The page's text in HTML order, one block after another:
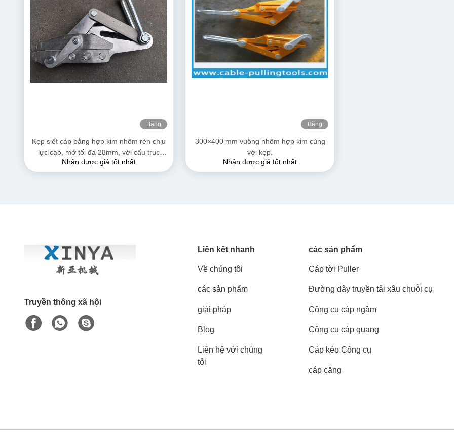
Băng
Kẹp siết cáp bằng hợp kim nhôm rèn chịu
lực cao, mở tối đa 28mm, với cấu trúc
chống ăn mòn cho dây dẫn AAAC
Nhận được giá tốt nhất
Băng
300×400 mm vuông nhôm hợp kim cùng
với kẹp.
Nhận được giá tốt nhất
Truyền thông xã hội
Liên kết nhanh
Về chúng tôi
các sản phẩm
giải pháp
Blog
Liên hệ với chúng
tôi
các sản phẩm
Cáp tời Puller
Đường dây truyền tải xâu chuỗi cụ
Công cụ cáp ngầm
Công cụ cáp quang
Cáp kéo Công cụ
cáp căng